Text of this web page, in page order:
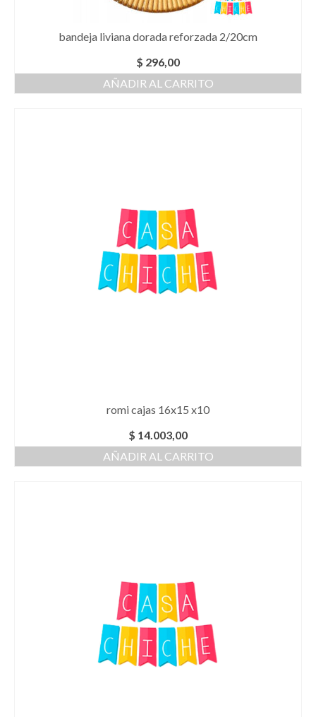
bandeja liviana dorada reforzada 2/20cm
$ 296,00
AÑADIR AL CARRITO
romi cajas 16x15 x10
$ 14.003,00
AÑADIR AL CARRITO